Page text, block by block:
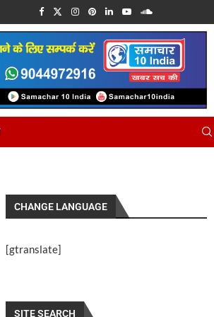
CHANGE LANGUAGE
[gtranslate]
SITE SEARCH